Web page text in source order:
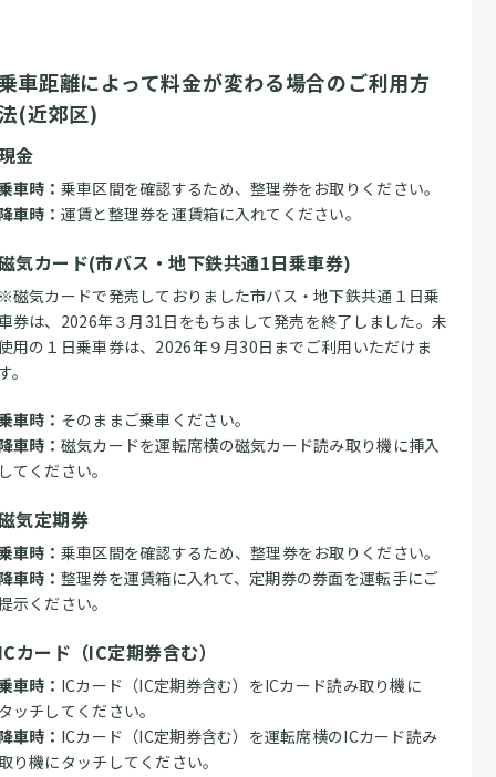
車距離によって料金が変わる場合のご利用方
(近郊区)
金
車時： 乗車区間を確認するため、整理券をお取りください。
車時： 運賃と整理券を運賃箱に入れてください。
気カード(市バス・地下鉄共通1日乗車券)
磁気カードで発売しておりました市バス・地下鉄共通１日乗
券は、2026年３月31日をもちまして発売を終了しました。未
用の１日乗車券は、2026年９月30日までご利用いただけま
。
車時： そのままご乗車ください。
車時： 磁気カードを運転席横の磁気カード読み取り機に挿入
てください。
気定期券
車時： 乗車区間を確認するため、整理券をお取りください。
車時： 整理券を運賃箱に入れて、定期券の券面を運転手にご
示ください。
カード（IC定期券含む）
車時： ICカード（IC定期券含む）をICカード読み取り機に
ッチしてください。
車時： ICカード（IC定期券含む）を運転席横のICカード読み
り機にタッチしてください。